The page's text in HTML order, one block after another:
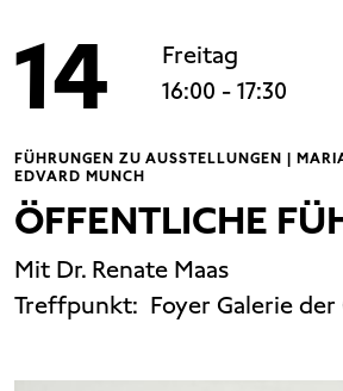
14
Freitag
16:00 - 17:30
FÜHRUNGEN ZU AUSSTELLUNGEN |
EDVARD MUNCH
ÖFFENTLICHE
Mit Dr. Renate Maas
Treffpunkt: Foyer Galerie